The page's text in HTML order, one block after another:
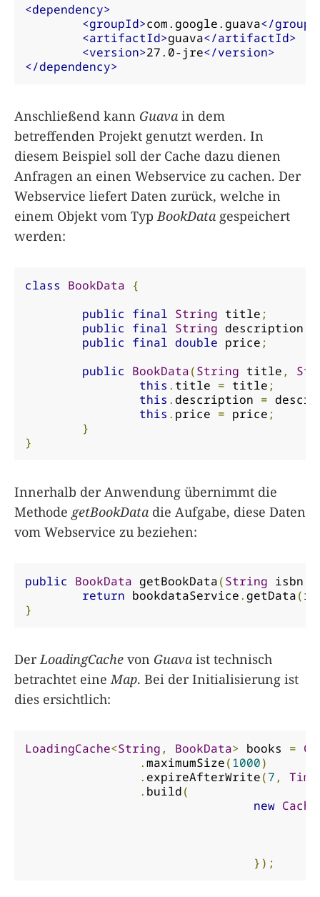
<dependency>
<groupId>com.google.guava</
<artifactId>guava</artifactId>
<version>27.0-jre</version>
</dependency>
Anschließend kann Guava in dem
betreffenden Projekt genutzt werden. In
diesem Beispiel soll der Cache dazu dienen
Anfragen an einen Webservice zu cachen. Der
Webservice liefert Daten zurück, welche in
einem Objekt vom Typ BookData gespeichert
werden:
class BookData {
public final String title ;
public final String description
public final double price ;
public BookData(String title ,
this . title = title ;
this .description =
this . price = price ;
}
}
Innerhalb der Anwendung übernimmt die
Methode getBookData die Aufgabe, diese Daten
vom Webservice zu beziehen:
public BookData getBookData(String isbn
return bookdataService. getData(
}
Der LoadingCache von Guava ist technisch
betrachtet eine Map. Bei der Initialisierung ist
dies ersichtlich:
LoadingCache<String , BookData> books =
.maximumSize(1000)
. expireAfterWrite(7 ,
. build(
new
});